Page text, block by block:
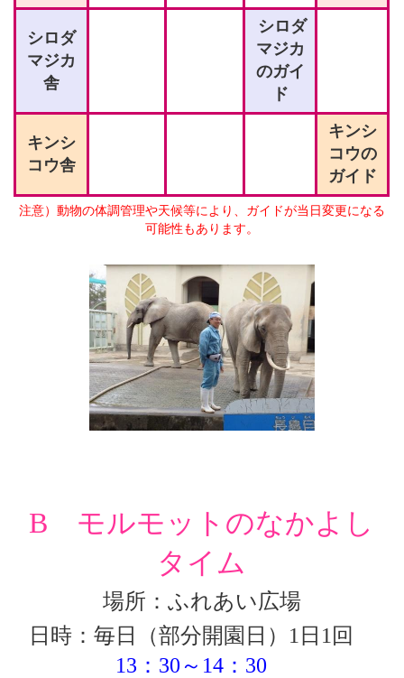
シロダ
マジカ
舎
シロダ
マジカ
のガイ
ド
キンシ
コウ舎
キンシ
コウの
ガイド
注意）動物の体調管理や天候等により、ガイドが当日変更になる
可能性もあります。
B モルモットのなかよし
タイム
場所：ふれあい広場
日時：毎日（部分開園日）1日1回
13：30～14：30